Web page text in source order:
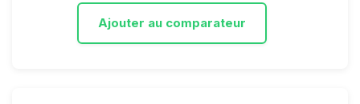
Ajouter au comparateur